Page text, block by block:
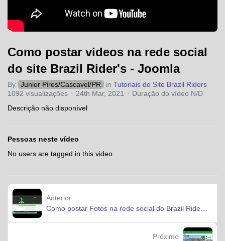
Como postar videos na rede social
do site Brazil Rider's - Joomla
By Junior Pires/Cascavel/PR in Tutoriais do Site Brazil Riders
1092 visualizações
24th Mar, 2021
Duração do vídeo N/D
Descrição não disponível
Pessoas neste vídeo
No users are tagged in this video
Anterior
Próximo